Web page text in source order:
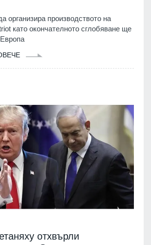
организира производството на
като окончателното сглобяване ще
отхвърли